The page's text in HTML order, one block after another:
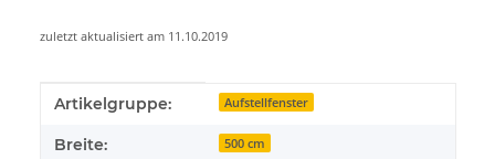
zuletzt aktualisiert am 11.10.2019
Produkteigenschaft
Wert
Artikelgruppe: Aufstellfenster
Breite: 500 cm